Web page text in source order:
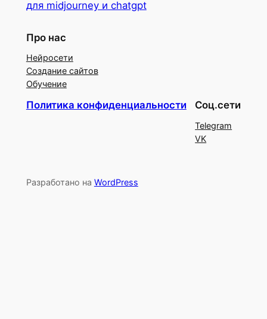
для midjourney и chatgpt
Про нас
Нейросети
Создание сайтов
Обучение
Политика конфиденциальности Соц.сети
Telegram
VK
Разработано на WordPress